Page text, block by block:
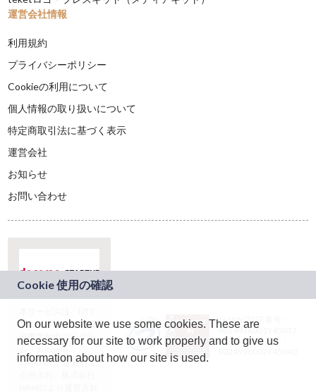
運営会社情報
利用規約
プライバシーポリシー
Cookieの利用について
個人情報の取り扱いについて
特定商取引法に基づく表示
運営会社
お知らせ
お問い合わせ
ドコモグループの新
規事業創出プログラ
ム「docomo
STARTUP」を通じて
JASRAC許諾番号：
9024936001Y45037
JASRAC許諾番号：
On our website we use some cookies. These are
necessary for our site to work properly and to give us
information about how our site is used.